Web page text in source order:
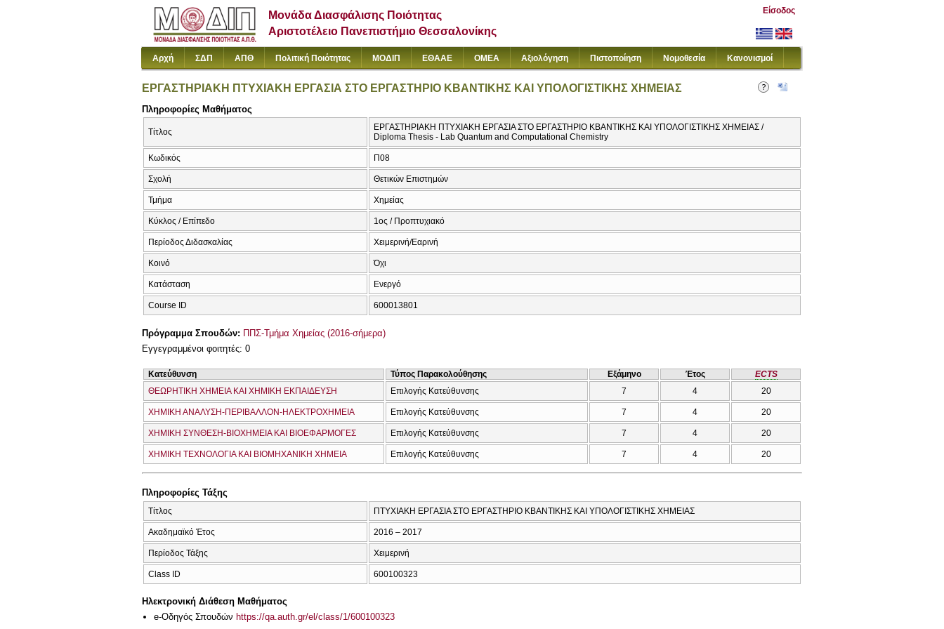
Μονάδα Διασφάλισης Ποιότητας
Αριστοτέλειο Πανεπιστήμιο Θεσσαλονίκης
Είσοδος
Αρχή ΣΔΠ ΑΠΘ Πολιτική Ποιότητας ΜΟΔΙΠ ΕΘΑΑΕ ΟΜΕΑ Αξιολόγηση Πιστοποίηση Νομοθεσία Κανονισμοί
ΕΡΓΑΣΤΗΡΙΑΚΗ ΠΤΥΧΙΑΚΗ ΕΡΓΑΣΙΑ ΣΤΟ ΕΡΓΑΣΤΗΡΙΟ ΚΒΑΝΤΙΚΗΣ ΚΑΙ ΥΠΟΛΟΓΙΣΤΙΚΗΣ ΧΗΜΕΙΑΣ
Πληροφορίες Μαθήματος
Τίτλος
ΕΡΓΑΣΤΗΡΙΑΚΗ ΠΤΥΧΙΑΚΗ ΕΡΓΑΣΙΑ ΣΤΟ ΕΡΓΑΣΤΗΡΙΟ ΚΒΑΝΤΙΚΗΣ ΚΑΙ ΥΠΟΛΟΓΙΣΤΙΚΗΣ ΧΗΜΕΙΑΣ /
Diploma Thesis - Lab Quantum and Computational Chemistry
Κωδικός Π08
Σχολή Θετικών Επιστημών
Τμήμα Χημείας
Κύκλος / Επίπεδο 1ος / Προπτυχιακό
Περίοδος Διδασκαλίας Χειμερινή/Εαρινή
Κοινό Όχι
Κατάσταση Ενεργό
Course ID 600013801
Πρόγραμμα Σπουδών: ΠΠΣ-Τμήμα Χημείας (2016-σήμερα)
Εγγεγραμμένοι φοιτητές: 0
Κατεύθυνση Τύπος Παρακολούθησης Εξάμηνο Έτος
ECTS
ΘΕΩΡΗΤΙΚΗ ΧΗΜΕΙΑ ΚΑΙ ΧΗΜΙΚΗ ΕΚΠΑΙΔΕΥΣΗ
Επιλογής Κατεύθυνσης 7 4 20
ΧΗΜΙΚΗ ΑΝΑΛΥΣΗ-ΠΕΡΙΒΑΛΛΟΝ-ΗΛΕΚΤΡΟΧΗΜΕΙΑ Επιλογής Κατεύθυνσης 7 4 20
ΧΗΜΙΚΗ ΣΥΝΘΕΣΗ-ΒΙΟΧΗΜΕΙΑ ΚΑΙ ΒΙΟΕΦΑΡΜΟΓΕΣ Επιλογής Κατεύθυνσης 7 4 20
ΧΗΜΙΚΗ ΤΕΧΝΟΛΟΓΙΑ ΚΑΙ ΒΙΟΜΗΧΑΝΙΚΗ ΧΗΜΕΙΑ Επιλογής Κατεύθυνσης 7 4 20
Πληροφορίες Τάξης
Τίτλος ΠΤΥΧΙΑΚΗ ΕΡΓΑΣΙΑ ΣΤΟ ΕΡΓΑΣΤΗΡΙΟ ΚΒΑΝΤΙΚΗΣ ΚΑΙ ΥΠΟΛΟΓΙΣΤΙΚΗΣ ΧΗΜΕΙΑΣ
Ακαδημαϊκό Έτος 2016 – 2017
Περίοδος Τάξης Χειμερινή
Class ID 600100323
Ηλεκτρονική Διάθεση Μαθήματος
e-Οδηγός Σπουδών https://qa.auth.gr/el/class/1/600100323